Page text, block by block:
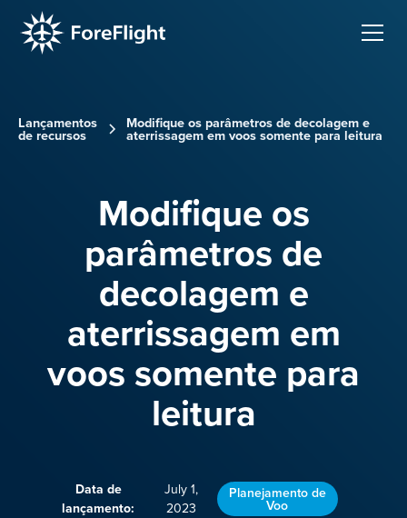
Lançamentos
de recursos
Modifique os parâmetros de decolagem e
aterrissagem em voos somente para leitura
Modifique os
parâmetros de
decolagem e
aterrissagem em
voos somente para
leitura
Data de
lançamento:
July 1,
2023
Planejamento de
Voo